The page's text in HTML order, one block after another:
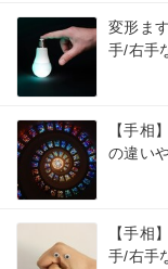
変形ま
手/右手
【手相
の違い
【手相
手/右手